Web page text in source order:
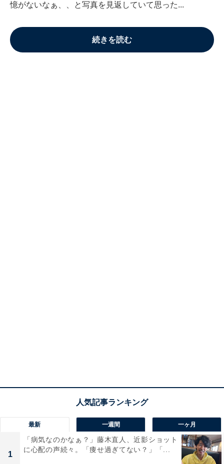
憶がないなぁ、、と写真を見返していて思った...
続きを読む
最新 一週間 一ヶ月
1
「病気なのかなぁ？」藤木直人、近影ショット
に心配の声続々。「痩せ過ぎてない？」「...